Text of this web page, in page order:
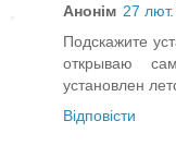
Анонім 27
Подскажите
открываю
установлен
Відповісти